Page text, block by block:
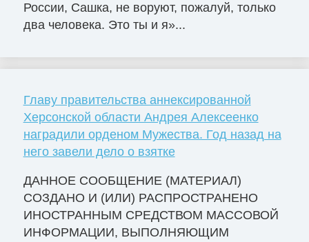
России, Сашка, не воруют, пожалуй, только
два человека. Это ты и я»...
Главу правительства аннексированной
Херсонской области Андрея Алексеенко
наградили орденом Мужества. Год назад на
него завели дело о взятке
ДАННОЕ СООБЩЕНИЕ (МАТЕРИАЛ)
СОЗДАНО И (ИЛИ) РАСПРОСТРАНЕНО
ИНОСТРАННЫМ СРЕДСТВОМ МАССОВОЙ
ИНФОРМАЦИИ, ВЫПОЛНЯЮЩИМ